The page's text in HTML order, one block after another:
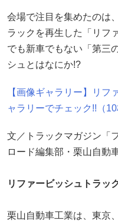
会場で注目を集めたのは
ラックを再生した「リフ
でも新車でもない「第三
シュとはなにか!?
【画像ギャラリー】リフ
ャラリーでチェック!!（10
文／トラックマガジン「
ロード編集部・栗山自動
リファービッシュトラッ
栗山自動車工業は、東京